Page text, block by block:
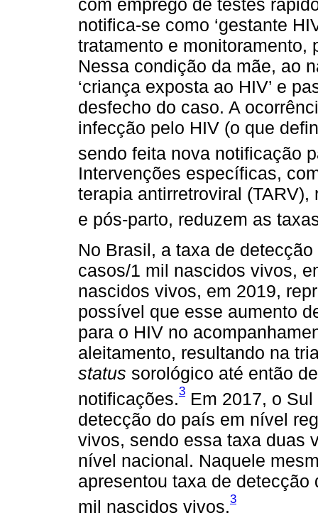
notifica-se como ‘gestante
tratamento e monitoramento,
Nessa condição da mãe, ao
‘criança exposta ao HIV’ e
desfecho do caso. A
infecção pelo HIV (o que
sendo feita nova notificação
Intervenções específicas,
terapia antirretroviral
e pós-parto, reduzem as
No Brasil, a taxa de
casos/1 mil nascidos vivos,
nascidos vivos, em 2019,
possível que esse aumento
para o HIV no
aleitamento, resultando na
status sorológico até então
notificações.3 Em 2017, o
detecção do país em nível
vivos, sendo essa taxa duas
nível nacional. Naquele
apresentou taxa de
mil nascidos vivos.3